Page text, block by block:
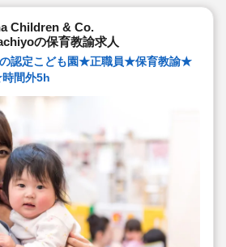
Children & Co.
の保育教諭求人
認定こども園★正職員★保育教諭★
間外5h